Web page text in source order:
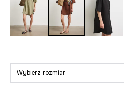
Wybierz rozmiar